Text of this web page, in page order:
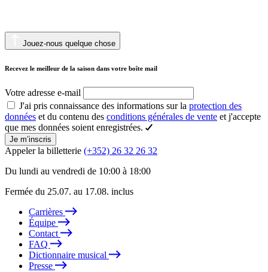
Jouez-nous quelque chose
Recevez le meilleur de la saison dans votre boîte mail
Votre adresse e-mail
J'ai pris connaissance des informations sur la protection des
données et du contenu des conditions générales de vente et j'accepte
que mes données soient enregistrées.
Je m’inscris
Appeler la billetterie (+352) 26 32 26 32
Du lundi au vendredi de 10:00 à 18:00
Fermée du 25.07. au 17.08. inclus
Carrières
Équipe
Contact
FAQ
Dictionnaire musical
Presse